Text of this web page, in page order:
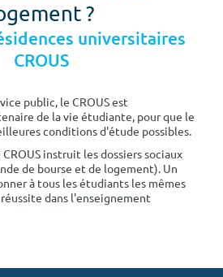
?
universitaires
CROUS
public, le CROUS est
de la vie étudiante, pour que le
conditions d'étude possibles.
instruit les dossiers sociaux
de bourse et de logement). Un
à tous les étudiants les mêmes
dans l'enseignement